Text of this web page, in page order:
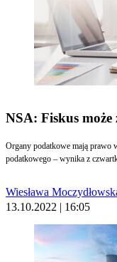
NSA: Fiskus
Organy podatkowe mają prawo
podatkowego – wynika z
Wiesława
13.10.2022 | 16:05